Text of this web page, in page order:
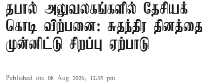
தபால் அலுவலகங்களில் தேசியக்
கொடி விற்பனை: சுதந்திர தினத்தை
முன்னிட்டு சிறப்பு ஏற்பாடு
Published on: 08 Aug 2026, 12:35 pm